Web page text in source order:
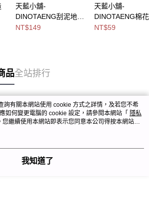
天藍小舖-
DINOTAENG刮泥地墊
(滑雪款)-單1
NT$149
天藍小舖-
DINOTAENG棉
迷你濕紙巾(8抽/
NT$59
品全站排行
詢有關本網站使用 cookie 方式之詳情，及若您不希
如何變更電腦的 cookie 設定，請參閱本網站「 隱私
您繼續使用本網站即表示您同意本公司得按本網站使
。
我知道了